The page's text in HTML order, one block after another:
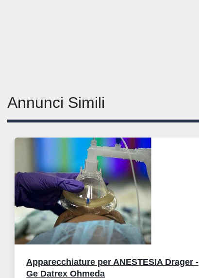
Annunci Simili
Apparecchiature per ANESTESIA Drager -
Ge Datrex Ohmeda